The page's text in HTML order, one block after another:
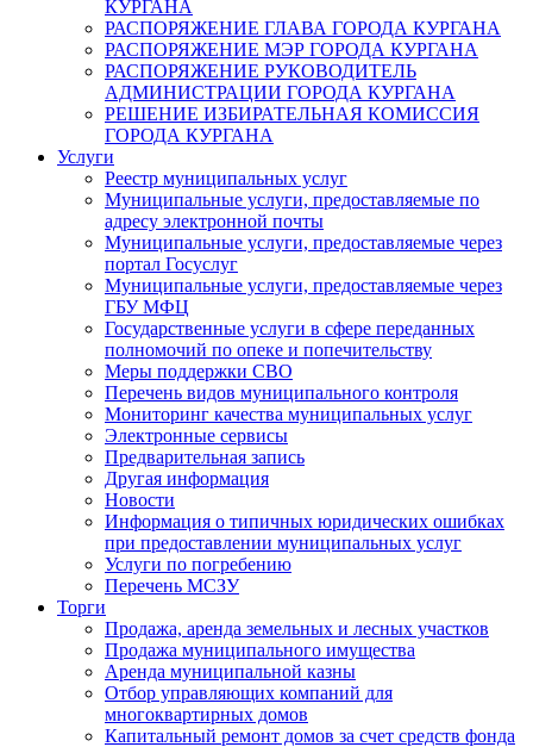
КУРГАНА
РАСПОРЯЖЕНИЕ ГЛАВА ГОРОДА КУРГАНА
РАСПОРЯЖЕНИЕ МЭР ГОРОДА КУРГАНА
РАСПОРЯЖЕНИЕ РУКОВОДИТЕЛЬ
АДМИНИСТРАЦИИ ГОРОДА КУРГАНА
РЕШЕНИЕ ИЗБИРАТЕЛЬНАЯ КОМИССИЯ
ГОРОДА КУРГАНА
Услуги
Реестр муниципальных услуг
Муниципальные услуги, предоставляемые по
адресу электронной почты
Муниципальные услуги, предоставляемые через
портал Госуслуг
Муниципальные услуги, предоставляемые через
ГБУ МФЦ
Государственные услуги в сфере переданных
полномочий по опеке и попечительству
Меры поддержки СВО
Перечень видов муниципального контроля
Мониторинг качества муниципальных услуг
Электронные сервисы
Предварительная запись
Другая информация
Новости
Информация о типичных юридических ошибках
при предоставлении муниципальных услуг
Услуги по погребению
Перечень МСЗУ
Торги
Продажа, аренда земельных и лесных участков
Продажа муниципального имущества
Аренда муниципальной казны
Отбор управляющих компаний для
многоквартирных домов
Капитальный ремонт домов за счет средств фонда